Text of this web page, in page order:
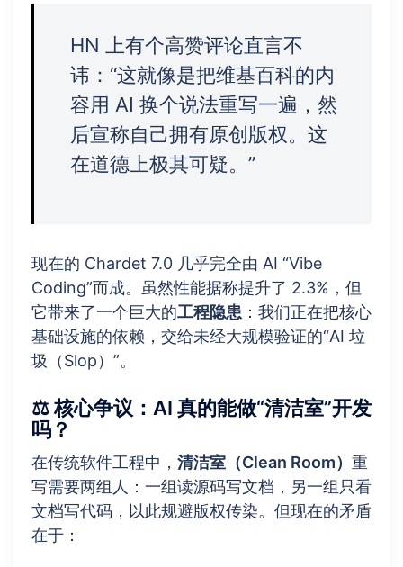
HN 上有个高赞评论直言不
讳：“这就像是把维基百科的内
容用 AI 换个说法重写一遍，然
后宣称自己拥有原创版权。这
在道德上极其可疑。”
现在的 Chardet 7.0 几乎完全由 AI “Vibe
Coding”而成。虽然性能据称提升了 2.3%，但
它带来了一个巨大的工程隐患 ：我们正在把核心
基础设施的依赖，交给未经大规模验证的“AI 垃
圾（Slop）”。
⚖️ 核心争议：AI 真的能做“清洁室”开发
吗？
在传统软件工程中， 清洁室（Clean Room） 重
写需要两组人：一组读源码写文档，另一组只看
文档写代码，以此规避版权传染。但现在的矛盾
在于：